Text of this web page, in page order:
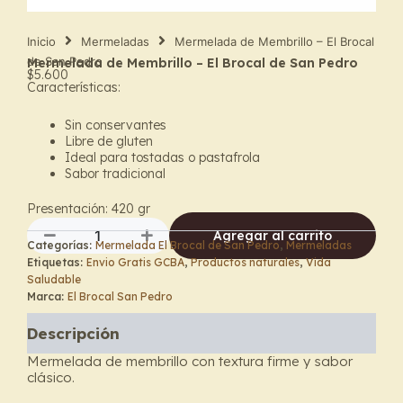
Inicio Mermeladas
Mermelada de Membrillo – El Brocal
de San Pedro
Mermelada de Membrillo – El Brocal de San Pedro
$5.600
Características:
Sin conservantes
Libre de gluten
Ideal para tostadas o pastafrola
Sabor tradicional
Presentación: 420 gr
Mermelada
de
Membrillo
–
Brocal
de
Agregar al carrito
Categorías: Mermelada El Brocal de San Pedro, Mermeladas
Etiquetas: Envio Gratis GCBA,Productos naturales,Vida
Saludable
Marca: El Brocal San Pedro
Descripción
Mermelada de membrillo con textura firme y sabor
clásico.